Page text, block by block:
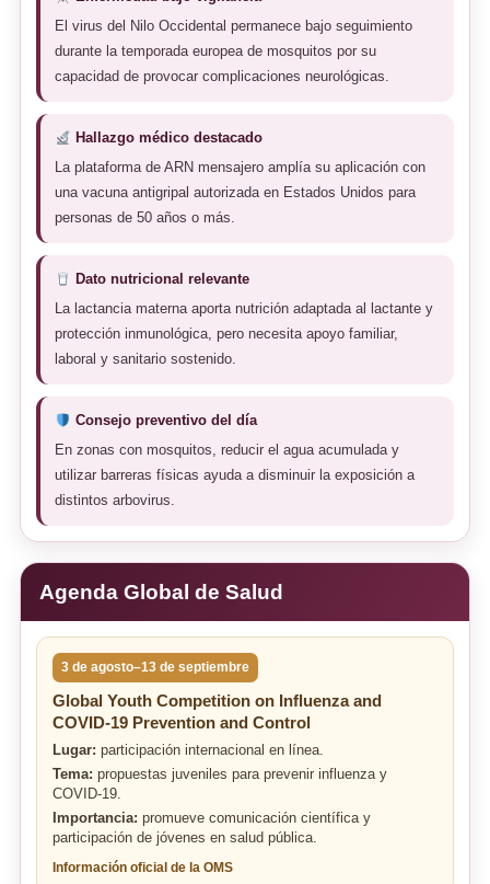
El virus del Nilo Occidental permanece bajo seguimiento
durante la temporada europea de mosquitos por su
capacidad de provocar complicaciones neurológicas.
Hallazgo médico destacado
La plataforma de ARN mensajero amplía su aplicación con
una vacuna antigripal autorizada en Estados Unidos para
personas de 50 años o más.
Dato nutricional relevante
La lactancia materna aporta nutrición adaptada al lactante y
protección inmunológica, pero necesita apoyo familiar,
laboral y sanitario sostenido.
Consejo preventivo del día
En zonas con mosquitos, reducir el agua acumulada y
utilizar barreras físicas ayuda a disminuir la exposición a
distintos arbovirus.
Agenda Global de Salud
3 de agosto–13 de septiembre
Global Youth Competition on Influenza and
COVID-19 Prevention and Control
Lugar: participación internacional en línea.
Tema: propuestas juveniles para prevenir influenza y
COVID-19.
Importancia: promueve comunicación científica y
participación de jóvenes en salud pública.
Información oficial de la OMS